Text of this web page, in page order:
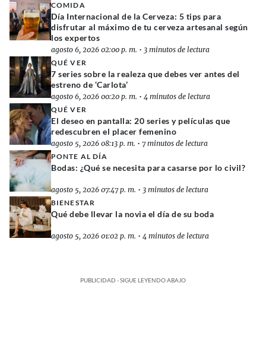
COMIDA
Día Internacional de la Cerveza: 5 tips para
disfrutar al máximo de tu cerveza artesanal según
los expertos
agosto 6, 2026 02:00 p. m. • 3 minutos de lectura
QUÉ VER
7 series sobre la realeza que debes ver antes del
estreno de ‘Carlota’
agosto 6, 2026 00:20 p. m. • 4 minutos de lectura
QUÉ VER
El deseo en pantalla: 20 series y películas que
redescubren el placer femenino
agosto 5, 2026 08:13 p. m. • 7 minutos de lectura
PONTE AL DÍA
Bodas: ¿Qué se necesita para casarse por lo civil?
agosto 5, 2026 07:47 p. m. • 3 minutos de lectura
BIENESTAR
Qué debe llevar la novia el día de su boda
agosto 5, 2026 01:02 p. m. • 4 minutos de lectura
PUBLICIDAD - SIGUE LEYENDO ABAJO